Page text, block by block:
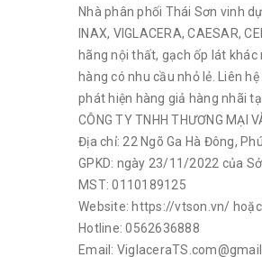
Nhà phân phối Thái Sơn vinh
INAX, VIGLACERA, CAESAR,
hãng nội thất, gạch ốp lát
hàng có nhu cầu nhỏ lẻ. Liên
phát hiện hàng giả hàng nhãi
CÔNG TY TNHH THƯƠNG MẠI
Địa chỉ: 22 Ngõ Ga Hà Đông,
GPKD: ngày 23/11/2022 của Sở
MST: 0110189125
Website: https://vtson.vn/
Hotline: 0562636888
Email: